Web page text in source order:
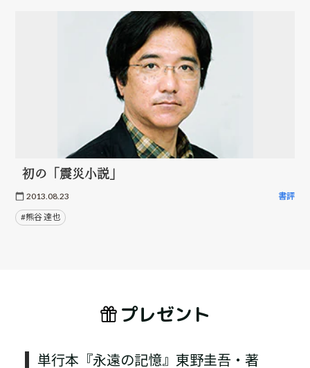
初の「震災小説」
2013.08.23 書評
#熊谷 達也
プレゼント
単行本『永遠の記憶』東野圭吾・著